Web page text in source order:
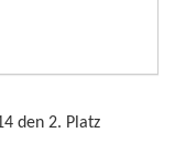
den 2. Platz